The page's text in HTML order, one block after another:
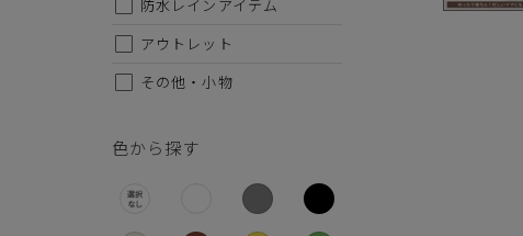
防水レインアイテム
アウトレット
その他・小物
色から探す